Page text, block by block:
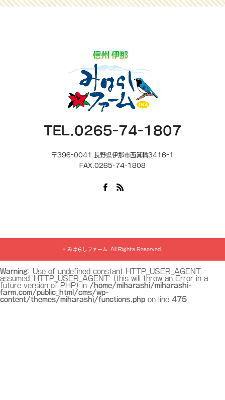
TEL.0265-74-1807
〒396-0041 長野県伊那市西箕輪3416-1
FAX.0265-74-1808
© みはらしファーム . All Rights Reserved.
Warning: Use of undefined constant HTTP_USER_AGENT -
assumed 'HTTP_USER_AGENT' (this will throw an Error in a
future version of PHP) in /home/miharashi/miharashi-
farm.com/public_html/cms/wp-
content/themes/miharashi/functions.php on line 475